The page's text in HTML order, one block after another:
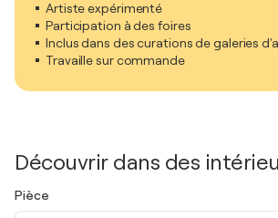
Artiste expérimenté
Participation à des foires
Inclus dans des curations de galeries
Travaille sur commande
Découvrir dans des
Pièce